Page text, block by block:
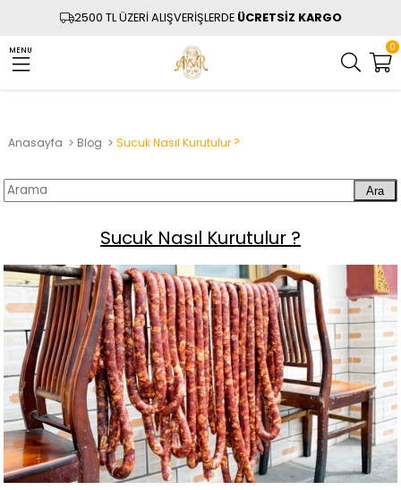
MENU
2500 TL ÜZERİ ALIŞVERİŞLERDE ÜCRETSİZ KARGO
0
Anasayfa Blog Sucuk Nasıl Kurutulur ?
Ara
Sucuk Nasıl Kurutulur ?